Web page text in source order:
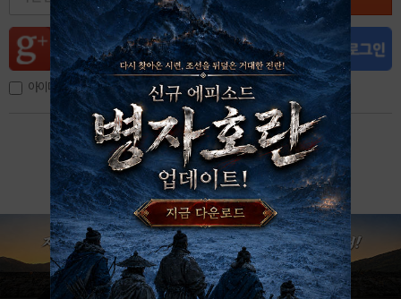
아이디, 이메일 저장
아이디 / 비밀번호 찾기 회원가입